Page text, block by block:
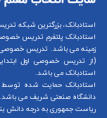
استادبانک، بزرگترین شبکه
استادبانک پلتفرم تدریس
زمینه می باشد. تدریس خصوصی
(از تدریس خصوصی اول
استادبانک می باشد.
استادبانک حمایت شده توسط
دانشگاه صنعتی شریف می باشد.
ریاست جمهوری به درجه دانش